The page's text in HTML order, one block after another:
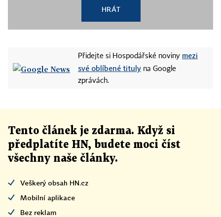
HRÁT
Přidejte si Hospodářské noviny mezi
své oblíbené tituly na Google
zprávách.
Tento článek je zdarma. Když si
předplatíte HN, budete moci číst
všechny naše články.
Veškerý obsah HN.cz
Mobilní aplikace
Bez reklam